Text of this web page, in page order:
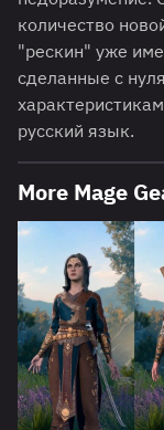
количество
"рескин" уже
сделанные с
русский язык.
More Mage